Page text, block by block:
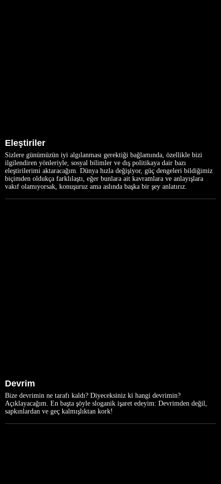
Eleştiriler
Sizlere günümüzün iyi algılanması gerektiği bağlamında, özellikle bizi
ilgilendiren yönleriyle, sosyal bilimler ve dış politikaya dair bazı
eleştirilerimi aktaracağım. Dünya hızla değişiyor, güç dengeleri bildiğimiz
biçimden oldukça farklılaştı, eğer bunlara ait kavramlara ve anlayışlara
vakıf olamıyorsak, konuşuruz ama aslında başka bir şey anlatırız.
Devrim
Bize devrimin ne tarafı kaldı? Diyeceksiniz ki hangi devrimin?
Açıklayacağım. En başta şöyle sloganik işaret edeyim: Devrimden değil,
sapkınlardan ve geç kalmışlıktan kork!